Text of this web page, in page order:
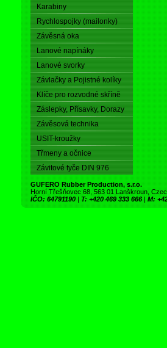
Karabiny
Rychlospojky (mailonky)
Závěsná oka
Lanové napínáky
Lanové svorky
Závlačky a Pojistné kolíky
Klíče pro rozvodné skříně
Záslepky, Přísavky, Dorazy
Závěsová technika
USIT-kroužky
Třmeny a očnice
Závitové tyče DIN 976
GUFERO Rubber Production, s.r.o.
Horní Třešňovec 68, 563 01 Lanškroun,
IČO: 64791190 | T: +420 469 333 666 | M: